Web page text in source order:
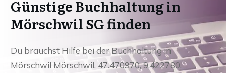
Günstige Buchhaltung in
Mörschwil SG finden
Du brauchst Hilfe bei der Buchhaltung in
Mörschwil Mörschwil, 47.470970, 9.422780,